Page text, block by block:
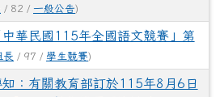
/ 82 / 一般公告)
中華民國115年全國語文競賽」第
長 / 97 / 學生競賽)
知：有關教育部訂於115年8月6日